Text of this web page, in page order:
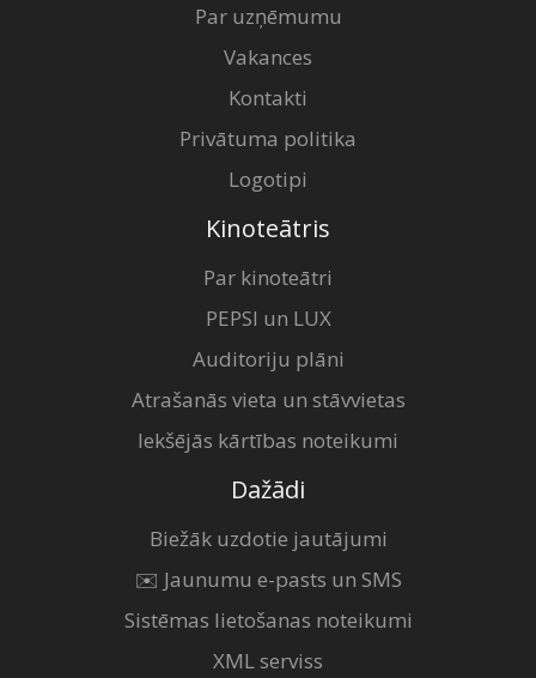
Par uzņēmumu
Vakances
Kontakti
Privātuma politika
Logotipi
Kinoteātris
Par kinoteātri
PEPSI un LUX
Auditoriju plāni
Atrašanās vieta un stāvvietas
Iekšējās kārtības noteikumi
Dažādi
Biežāk uzdotie jautājumi
✉️ Jaunumu e-pasts un SMS
Sistēmas lietošanas noteikumi
XML serviss